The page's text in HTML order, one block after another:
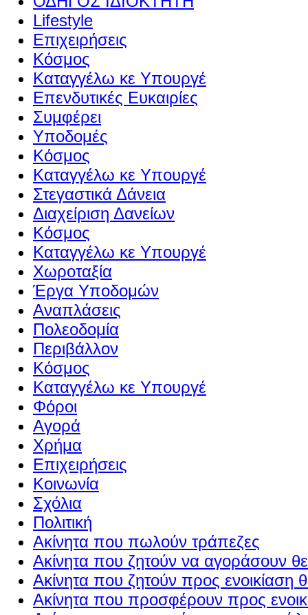
Lifestyle
Επιχειρήσεις
Κόσμος
Καταγγέλω κε Υπουργέ
Επενδυτικές Ευκαιρίες
Συμφέρει
Υποδομές
Κόσμος
Καταγγέλω κε Υπουργέ
Στεγαστικά Δάνεια
Διαχείριση Δανείων
Κόσμος
Καταγγέλω κε Υπουργέ
Χωροταξία
Έργα Υποδομών
Αναπλάσεις
Πολεοδομία
Περιβάλλον
Κόσμος
Καταγγέλω κε Υπουργέ
Φόροι
Αγορά
Χρήμα
Επιχειρήσεις
Κοινωνία
Σχόλια
Πολιτική
Ακίνητα που πωλούν τράπεζες
Ακίνητα που ζητούν να αγοράσουν
Ακίνητα που ζητούν προς ενοικίαση
Ακίνητα που προσφέρουν προς